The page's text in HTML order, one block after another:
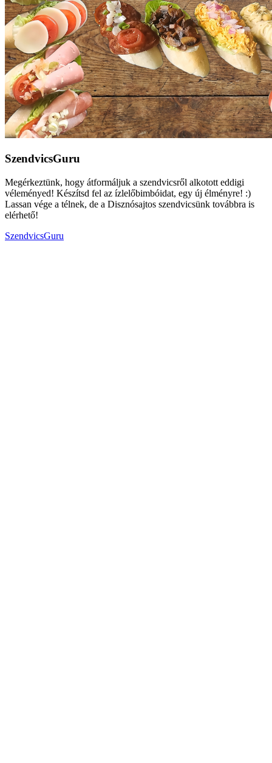
SzendvicsGuru
Megérkeztünk, hogy átformáljuk a szendvicsről alkotott eddigi
véleményed! Készítsd fel az ízlelőbimbóidat, egy új élményre! :)
Lassan vége a télnek, de a Disznósajtos szendvicsünk továbbra is
elérhető!
SzendvicsGuru